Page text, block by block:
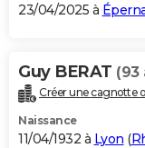
23/04/2025 à
Guy BERAT (93
Créer une cagnotte
Naissance
11/04/1932 à Lyon (